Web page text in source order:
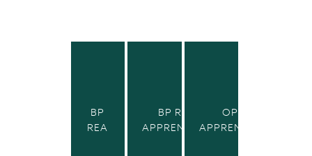
BP
REA
BP RPH EN
APPRENTISSAGE
OPH EN
APPRENTISSAGE